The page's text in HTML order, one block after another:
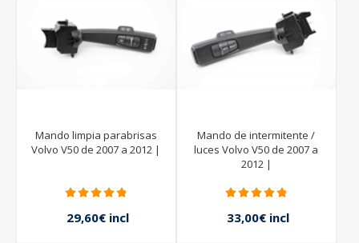
- 20%
Mando limpia parabrisas
Volvo V50 de 2007 a 2012 |
29,60€ incl
Mando de intermitente /
luces Volvo V50 de 2007 a
2012 |
33,00€ incl